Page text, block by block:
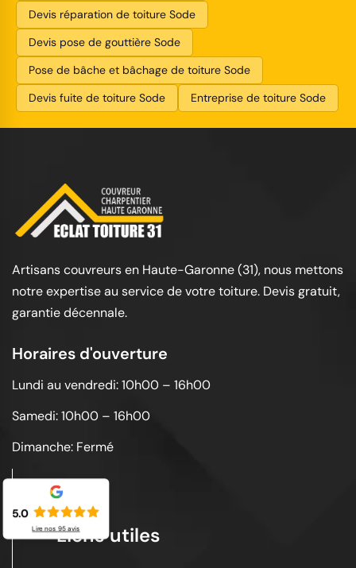
Devis réparation de toiture Sode
Devis pose de gouttière Sode
Pose de bâche et bâchage de toiture Sode
Devis fuite de toiture Sode
Entreprise de toiture Sode
Artisans couvreurs en Haute-Garonne (31), nous mettons
notre expertise au service de votre toiture. Devis gratuit,
garantie décennale.
Horaires d'ouverture
Lundi au vendredi: 10h00 – 16h00
Samedi: 10h00 – 16h00
Dimanche: Fermé
Liens utiles
5.0
Lire nos 95avis